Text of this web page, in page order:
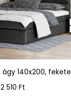
ágy 140x200, fekete
510 Ft